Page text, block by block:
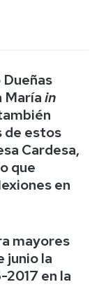
Maríain
de estos
Cardesa,
que
en
mayores
junio la
en la